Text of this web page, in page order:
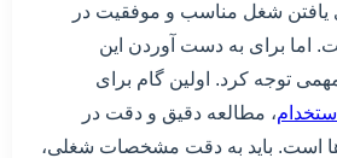
شغل مناسب و موفقیت در
اما برای به دست آوردن این
توجه کرد. اولین گام برای
، مطالعه دقیق و دقت در
است. باید به دقت مشخصات شغلی،